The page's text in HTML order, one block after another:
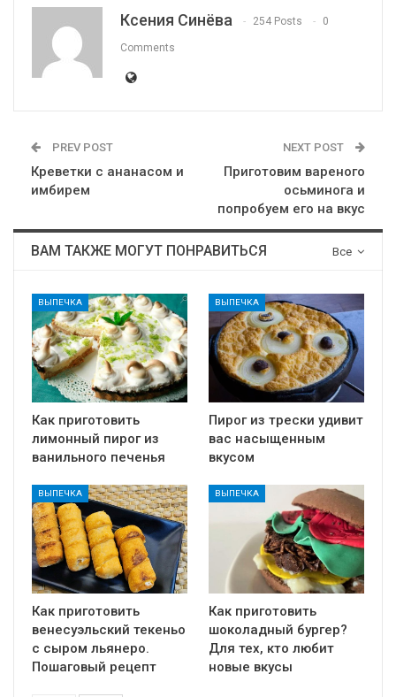
Ксения Синёва 254 Posts 0
Comments
PREV POST
Креветки с ананасом и
имбирем
NEXT POST
Приготовим вареного
осьминога и
попробуем его на вкус
Все
ВАМ ТАКЖЕ МОГУТ ПОНРАВИТЬСЯ
ВЫПЕЧКА
Как приготовить
лимонный пирог из
ванильного печенья
ВЫПЕЧКА
Пирог из трески удивит
вас насыщенным
вкусом
ВЫПЕЧКА
Как приготовить
венесуэльский текеньо
с сыром льянеро.
Пошаговый рецепт
ВЫПЕЧКА
Как приготовить
шоколадный бургер?
Для тех, кто любит
новые вкусы